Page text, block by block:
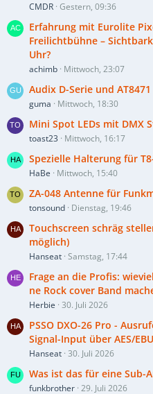
CMDR Gestern, 09:36
Erfahrung mit Eurolite
Freilichtbühne –
Uhr?
achimb Mittwoch, 23:07
Audix D-Serie und AT8471
guma Mittwoch, 18:30
Mini Spot LEDs mit DMX
toast23 Mittwoch, 16:17
Spezielle Halterung für
HaBe Mittwoch, 15:40
ZA-048 Antenne für
tonsound Dienstag, 19:46
Touchscreen schräg
möglich)
Hanseat Samstag, 17:44
Frage an die Profis:
ne Rock cover Band
Herbie 30. Juli 2026
PSSO DXO-26 Pro -
Signal-Input über AES/
Hanseat 30. Juli 2026
Was ist das für eine Sub-
funkbrother 29. Juli 2026